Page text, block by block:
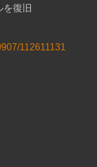
を復旧
112611131